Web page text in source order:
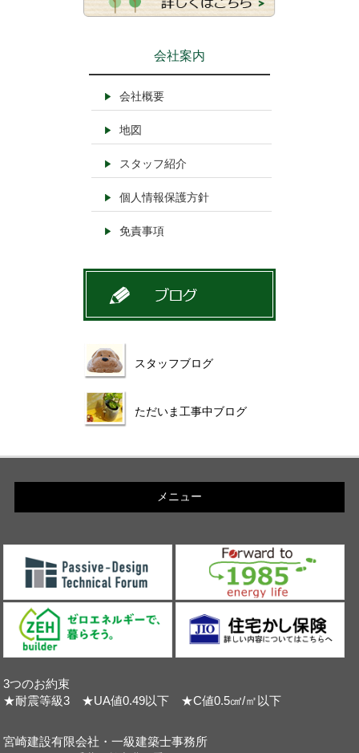
会社案内
会社概要
地図
スタッフ紹介
個人情報保護方針
免責事項
スタッフブログ
ただいま工事中ブログ
メニュー
3つのお約束
★耐震等級3 ★UA値0.49以下 ★C値0.5㎠/㎡以下
宮崎建設有限会社・一級建築士事務所